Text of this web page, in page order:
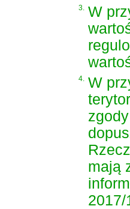
3. W
4. W
mają
2017/